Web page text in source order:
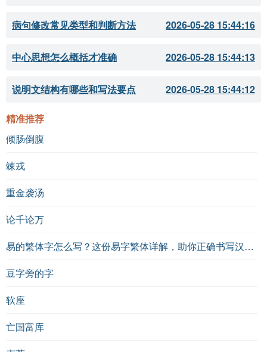
病句修改常见类型和判断方法 2026-05-28 15:44:16
中心思想怎么概括才准确 2026-05-28 15:44:13
说明文结构有哪些和写法要点 2026-05-28 15:44:12
精准推荐
倾肠倒腹
竦戎
重金袭汤
论千论万
易的繁体字怎么写？这份易字繁体详解，助你正确书写汉字_汉字繁体学习
豆字旁的字
软座
亡国富库